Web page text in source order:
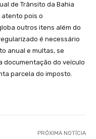
de Trânsito da Bahia
pois o
outros itens além do
é necessário
anual e multas, se
documentação do veículo
parcela do imposto.
PRÓXIMA NOTÍCIA